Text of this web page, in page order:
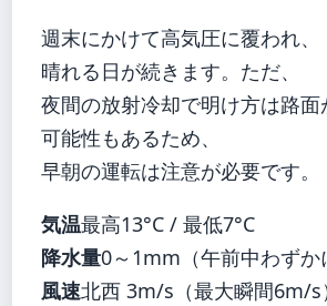
週末にかけて高気圧に覆われ、
晴れる日が続きます。ただ、
夜間の放射冷却で明け方は路面
可能性もあるため、
早朝の運転は注意が必要です。
気温最高13°C / 最低7°C
降水量0～1mm（午前中わずか
風速北西 3m/s（最大瞬間6m/s